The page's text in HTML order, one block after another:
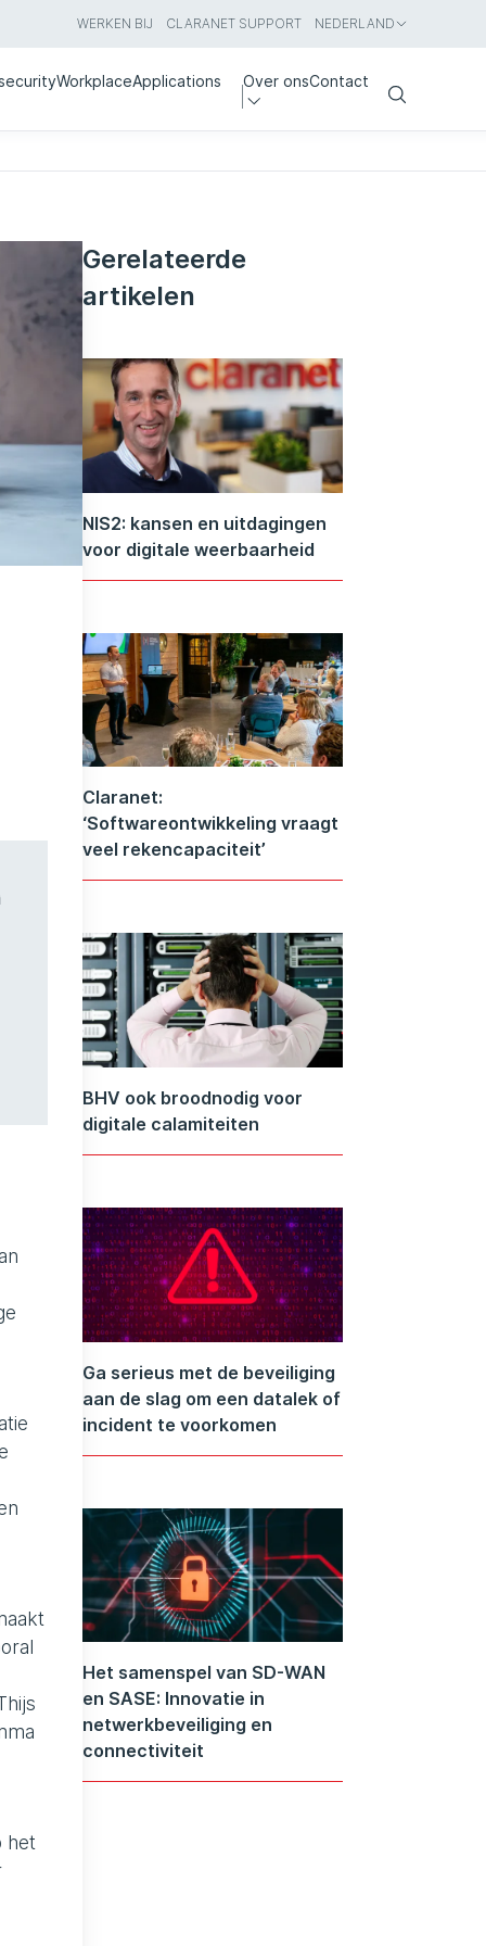
WERKEN BIJ CLARANET SUPPORT NEDERLAND
WorkplaceApplications Over onsContact
Search
het
Gerelateerde
artikelen
NIS2: kansen en uitdagingen
voor digitale weerbaarheid
Claranet:
‘Softwareontwikkeling vraagt
veel rekencapaciteit’
BHV ook broodnodig voor
digitale calamiteiten
Ga serieus met de beveiliging
aan de slag om een datalek of
incident te voorkomen
Het samenspel van SD-WAN
en SASE: Innovatie in
netwerkbeveiliging en
connectiviteit